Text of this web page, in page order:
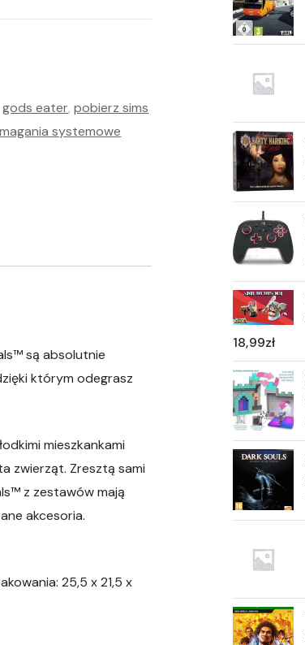
gods eater,pobierz sims
systemowe
są absolutnie
którym odegrasz
mieszkankami
zwierząt. Zresztą sami
z zestawów mają
akcesoria.
25,5 x 21,5 x
18,99zł